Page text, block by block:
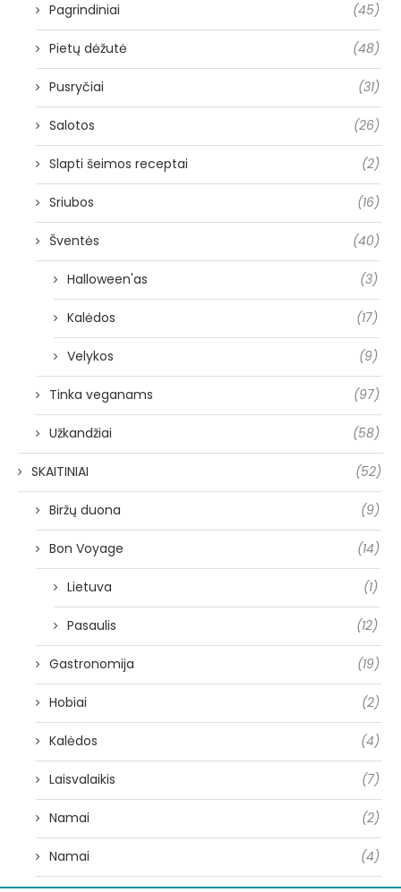
Pagrindiniai (45)
Pietų dėžutė (48)
Pusryčiai (31)
Salotos (26)
Slapti šeimos receptai (2)
Sriubos (16)
Šventės (40)
Halloween'as (3)
Kalėdos (17)
Velykos (9)
Tinka veganams (97)
Užkandžiai (58)
SKAITINIAI (52)
Biržų duona (9)
Bon Voyage (14)
Lietuva (1)
Pasaulis (12)
Gastronomija (19)
Hobiai (2)
Kalėdos (4)
Laisvalaikis (7)
Namai (2)
Namai (4)